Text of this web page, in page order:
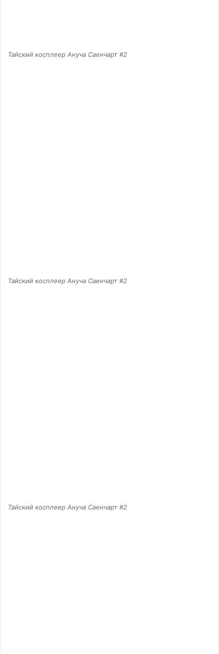
Тайский косплеер Ануча Саенчарт #2
Тайский косплеер Ануча Саенчарт #2
Тайский косплеер Ануча Саенчарт #2